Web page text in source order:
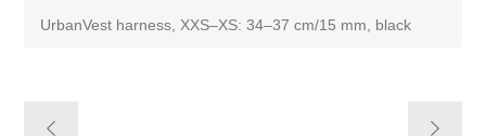
UrbanVest harness, XXS–XS: 34–37 cm/15 mm, black